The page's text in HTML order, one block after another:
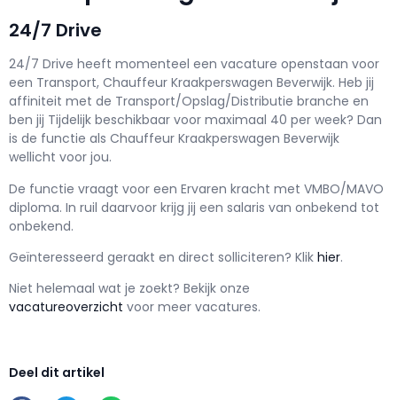
24/7 Drive
24/7 Drive heeft momenteel een vacature openstaan voor
een Transport, Chauffeur Kraakperswagen Beverwijk. Heb jij
affiniteit met de Transport/Opslag/Distributie branche en
ben jij Tijdelijk beschikbaar voor maximaal 40 per week? Dan
is de functie als Chauffeur Kraakperswagen Beverwijk
wellicht voor jou.
De functie vraagt voor een Ervaren kracht met VMBO/MAVO
diploma. In ruil daarvoor krijg jij een salaris van onbekend tot
onbekend.
Geïnteresseerd geraakt en direct solliciteren? Klik hier.
Niet helemaal wat je zoekt? Bekijk onze
vacatureoverzicht voor meer vacatures.
Deel dit artikel